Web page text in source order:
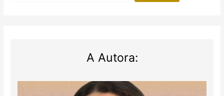
A Autora: